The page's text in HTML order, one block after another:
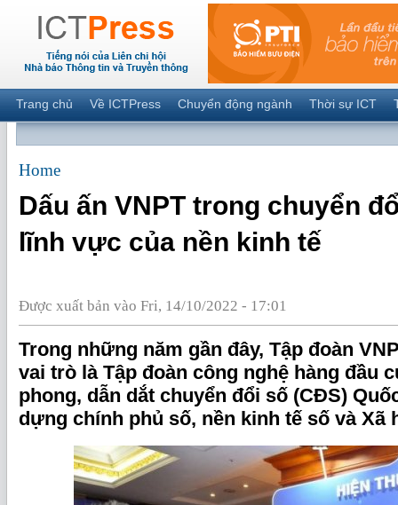
Trang chủ Về ICTPress Chuyển động ngành Thời sự ICT
Home
Dấu ấn VNPT trong chuyển
lĩnh vực của nền kinh tế
Được xuất bản vào Fri, 14/10/2022 - 17:01
Trong những năm gần đây, Tập đoàn
vai trò là Tập đoàn công nghệ hàng đầu
phong, dẫn dắt chuyển đổi số (CĐS)
dựng chính phủ số, nền kinh tế số và Xã